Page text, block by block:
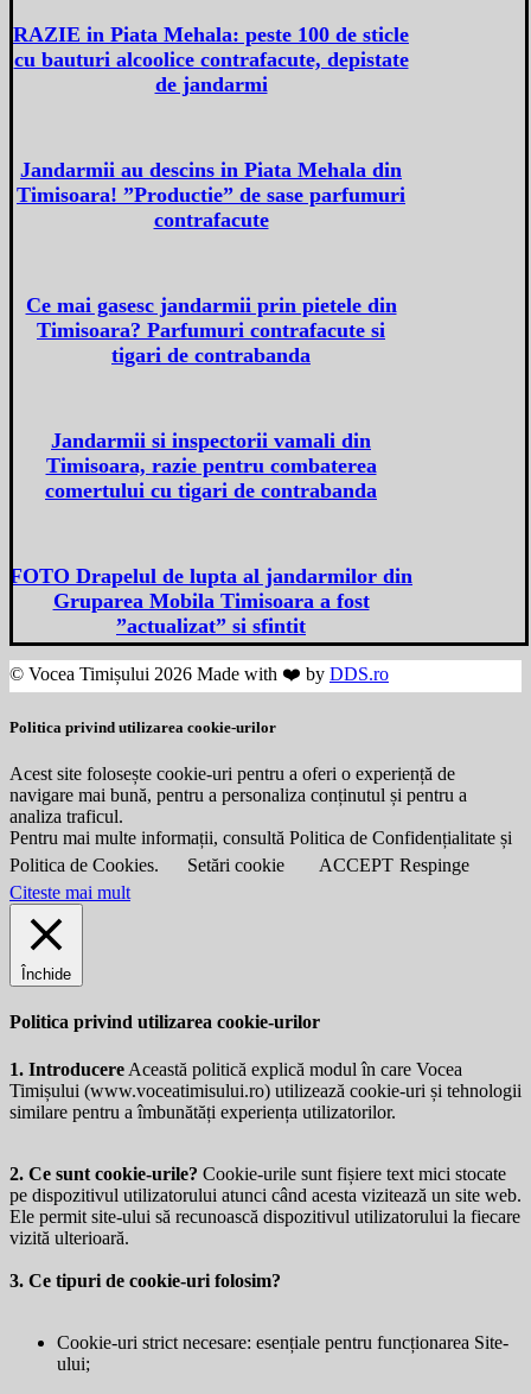
RAZIE in Piata Mehala: peste 100 de sticle
cu bauturi alcoolice contrafacute, depistate
de jandarmi
Jandarmii au descins in Piata Mehala din
Timisoara! ”Productie” de sase parfumuri
contrafacute
Ce mai gasesc jandarmii prin pietele din
Timisoara? Parfumuri contrafacute si
tigari de contrabanda
Jandarmii si inspectorii vamali din
Timisoara, razie pentru combaterea
comertului cu tigari de contrabanda
FOTO Drapelul de lupta al jandarmilor din
Gruparea Mobila Timisoara a fost
”actualizat” si sfintit
© Vocea Timișului 2026 Made with ❤️ by DDS.ro
Politica privind utilizarea cookie-urilor
Acest site folosește cookie-uri pentru a oferi o experiență de
navigare mai bună, pentru a personaliza conținutul și pentru a
analiza traficul.
Pentru mai multe informații, consultă Politica de Confidențialitate și
Politica de Cookies.
Setări cookie ACCEPT Respinge
Citeste mai mult
Închide
Politica privind utilizarea cookie-urilor
1. Introducere Această politică explică modul în care Vocea
Timișului (www.voceatimisului.ro) utilizează cookie-uri și tehnologii
similare pentru a îmbunătăți experiența utilizatorilor.
2. Ce sunt cookie-urile? Cookie-urile sunt fișiere text mici stocate
pe dispozitivul utilizatorului atunci când acesta vizitează un site web.
Ele permit site-ului să recunoască dispozitivul utilizatorului la fiecare
vizită ulterioară.
3. Ce tipuri de cookie-uri folosim?
Cookie-uri strict necesare: esențiale pentru funcționarea Site-
ului;